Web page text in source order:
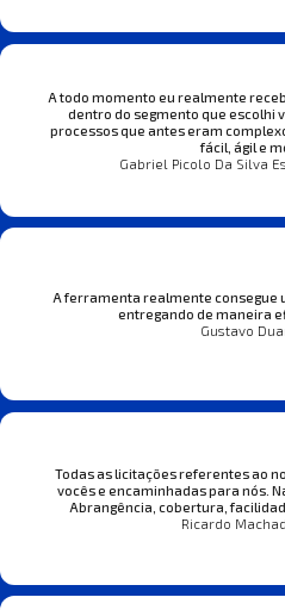
A todo momento eu realmente
dentro do segmento que escolhi
processos que antes eram
fácil, ágil e
Gabriel Picolo Da Silva
A ferramenta realmente consegue
entregando de maneira
Gustavo
Todas as licitações referentes ao
vocês e encaminhadas para nós.
Abrangência, cobertura,
Ricardo